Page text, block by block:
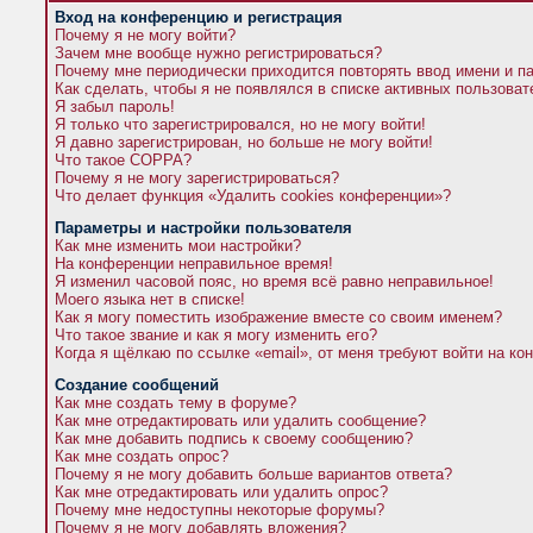
Вход на конференцию и регистрация
Почему я не могу войти?
Зачем мне вообще нужно регистрироваться?
Почему мне периодически приходится повторять ввод имени и
Как сделать, чтобы я не появлялся в списке активных
Я забыл пароль!
Я только что зарегистрировался, но не могу войти!
Я давно зарегистрирован, но больше не могу войти!
Что такое COPPA?
Почему я не могу зарегистрироваться?
Что делает функция «Удалить cookies конференции»?
Параметры и настройки пользователя
Как мне изменить мои настройки?
На конференции неправильное время!
Я изменил часовой пояс, но время всё равно неправильное!
Моего языка нет в списке!
Как я могу поместить изображение вместе со своим именем?
Что такое звание и как я могу изменить его?
Когда я щёлкаю по ссылке «email», от меня требуют войти на
Создание сообщений
Как мне создать тему в форуме?
Как мне отредактировать или удалить сообщение?
Как мне добавить подпись к своему сообщению?
Как мне создать опрос?
Почему я не могу добавить больше вариантов ответа?
Как мне отредактировать или удалить опрос?
Почему мне недоступны некоторые форумы?
Почему я не могу добавлять вложения?